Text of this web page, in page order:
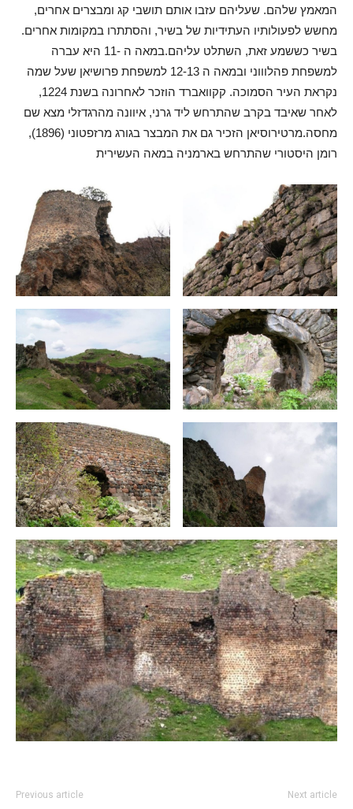
המאמץ שלהם. שעליהם עזבו אותם תושבי קג ומבצרים אחרים,
מחשש לפעולותיו העתידיות של בשיר, והסתתרו במקומות אחרים.
בשיר כששמע זאת, השתלט עליהם.במאה ה -11 היא עברה
למשפחת פהלוווני ובמאה ה 12-13 למשפחת פרושיאן שעל שמה
נקראת העיר הסמוכה. קקוואברד הוזכר לאחרונה בשנת 1224,
לאחר שאיבד בקרב שהתרחש ליד גרני, איוונה מהרגדזלי מצא שם
מחסה.מרטירוסיאן הזכיר גם את המבצר בגורג מרזפטוני (1896),
רומן היסטורי שהתרחש בארמניה במאה העשירית
Previous article Next article